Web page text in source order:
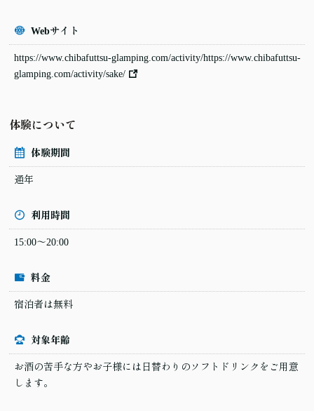
Webサイト
https://www.chibafuttsu-glamping.com/activity/https://www.chibafuttsu-
glamping.com/activity/sake/
体験について
体験期間
通年
利用時間
15:00～20:00
料金
宿泊者は無料
対象年齢
お酒の苦手な方やお子様には日替わりのソフトドリンクをご用意
します。